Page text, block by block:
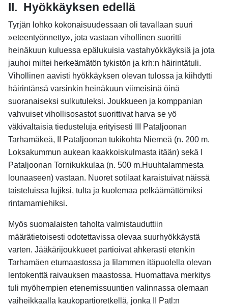
II. Hyökkäyksen edellä
Tyrjän lohko kokonaisuudessaan oli tavallaan suuri
»eteentyönnetty», jota vastaan vihollinen suoritti
heinäkuun kuluessa epälukuisia vastahyökkäyksiä ja jota
jauhoi miltei herkeämätön tykistön ja krh:n häirintätuli.
Vihollinen aavisti hyökkäyksen olevan tulossa ja kiihdytti
häirintänsä varsinkin heinäkuun viimeisinä öinä
suoranaiseksi sulkutuleksi. Joukkueen ja komppanian
vahvuiset vihollisosastot suorittivat harva se yö
väkivaltaisia tiedusteluja erityisesti III Pataljoonan
Tarhamäkeä, II Pataljoonan tukikohta Niemeä (n. 200 m.
Loksakummun aukean kaakkoiskulmasta itään) sekä I
Pataljoonan Tornikukkulaa (n. 500 m.Huuhtalammesta
lounaaseen) vastaan. Nuoret sotilaat karaistuivat näissä
taisteluissa lujiksi, tulta ja kuolemaa pelkäämättömiksi
rintamamiehiksi.
Myös suomalaisten taholta valmistauduttiin
määrätietoisesti odotettavissa olevaa suurhyökkäystä
varten. Jääkärijoukkueet partioivat ahkerasti etenkin
Tarhamäen etumaastossa ja Iilammen itäpuolella olevan
lentokenttä raivauksen maastossa. Huomattava merkitys
tuli myöhempien etenemissuuntien valinnassa olemaan
vaiheikkaalla kaukopartioretkellä, jonka II Patl:n